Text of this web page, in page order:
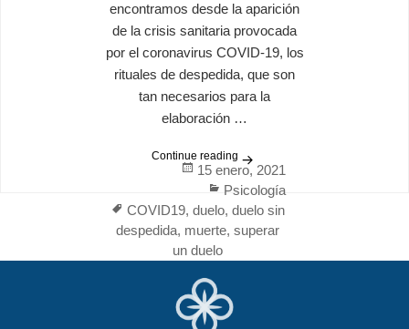
encontramos desde la aparición
de la crisis sanitaria provocada
por el coronavirus COVID-19, los
rituales de despedida, que son
tan necesarios para la
elaboración …
Continue reading Cómo superar un duelo sin
Posted
on
15 enero, 2021
Categories
Psicología
Tags
COVID19, duelo, duelo sin
despedida, muerte, superar
un duelo